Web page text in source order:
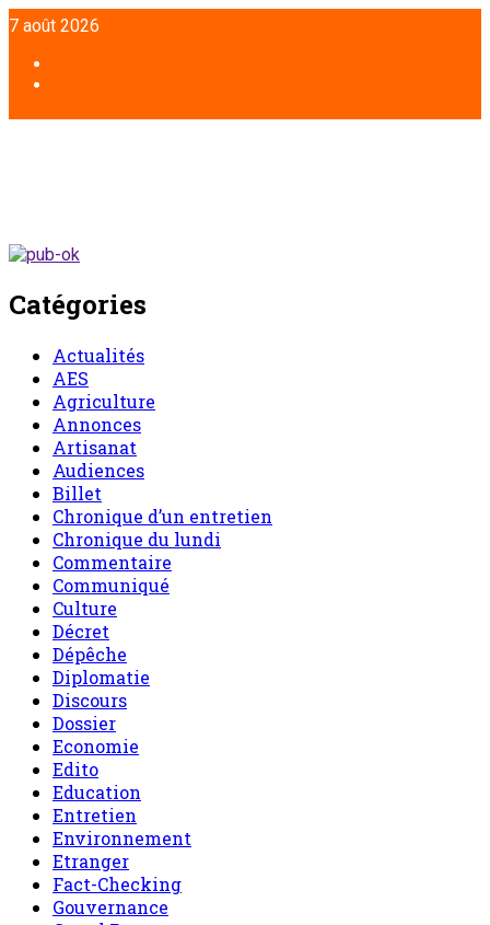
Aller
au
contenu
7 août 2026
Catégories
Actualités
AES
Agriculture
Annonces
Artisanat
Audiences
Billet
Chronique d’un entretien
Chronique du lundi
Commentaire
Communiqué
Culture
Décret
Dépêche
Diplomatie
Discours
Dossier
Economie
Edito
Education
Entretien
Environnement
Etranger
Fact-Checking
Gouvernance